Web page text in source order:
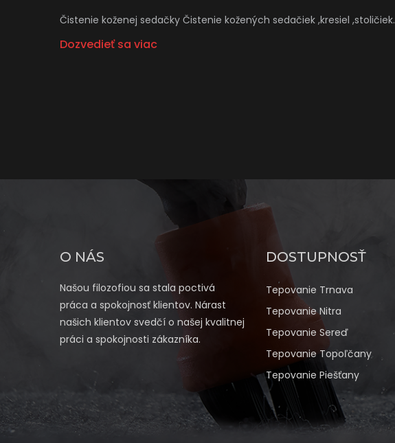
Čistenie koženej sedačky Čistenie kožených sedačiek ,kresiel ,stoličiek.
Dozvedieť sa viac
O NÁS
Našou filozofiou sa stala poctivá
práca a spokojnosť klientov. Nárast
našich klientov svedčí o našej kvalitnej
práci a spokojnosti zákazníka.
DOSTUPNOSŤ
Tepovanie Trnava
Tepovanie Nitra
Tepovanie Sereď
Tepovanie Topoľčany
Tepovanie Piešťany